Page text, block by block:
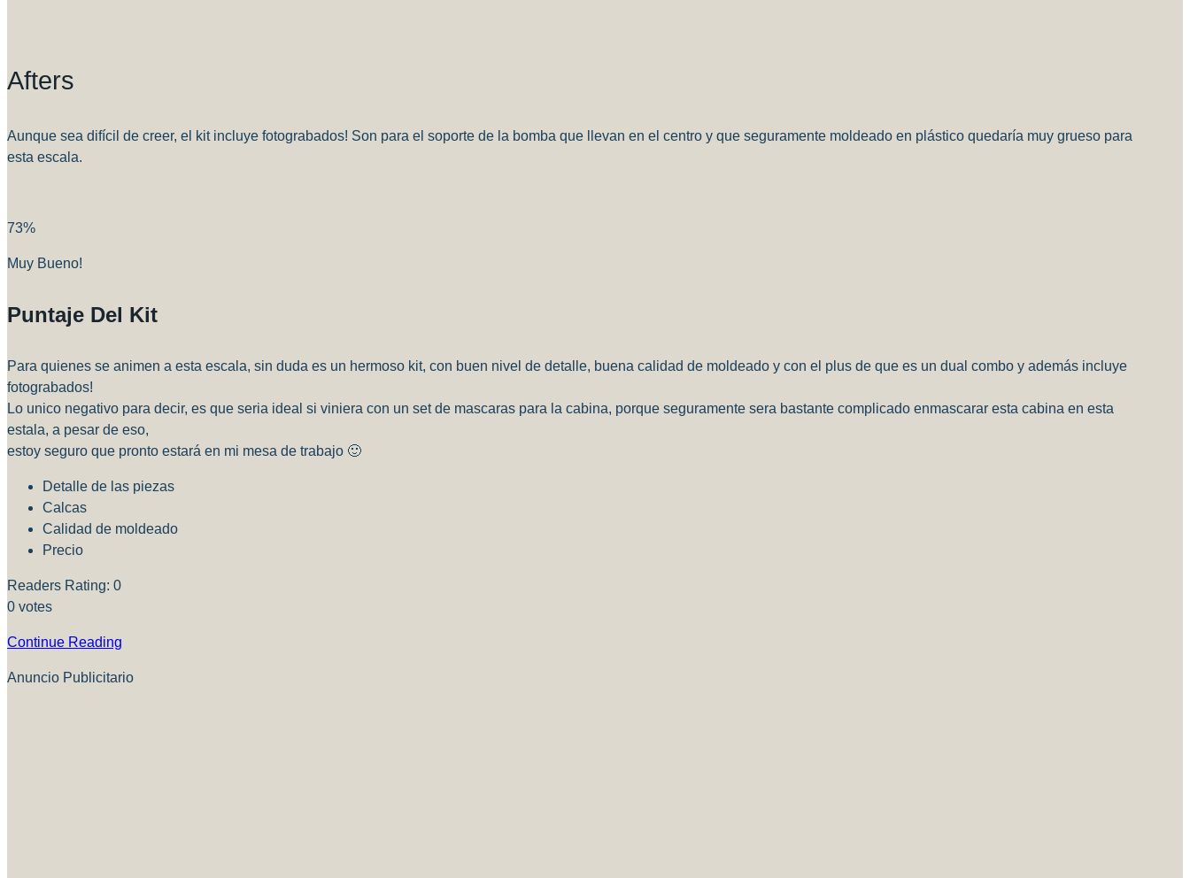
Afters
Aunque sea difícil de creer, el kit incluye fotograbados! Son para el soporte de la bomba que llevan en el centro y que seguramente moldeado en plástico quedaría muy grueso para
esta escala.
73%
Muy Bueno!
Puntaje Del Kit
Para quienes se animen a esta escala, sin duda es un hermoso kit, con buen nivel de detalle, buena calidad de moldeado y con el plus de que es un dual combo y además incluye
fotograbados!
Lo unico negativo para decir, es que seria ideal si viniera con un set de mascaras para la cabina, porque seguramente sera bastante complicado enmascarar esta cabina en esta
estala, a pesar de eso,
estoy seguro que pronto estará en mi mesa de trabajo 🙂
Detalle de las piezas
Calcas
Calidad de moldeado
Precio
Readers Rating: 0
0 votes
Continue Reading
Anuncio Publicitario